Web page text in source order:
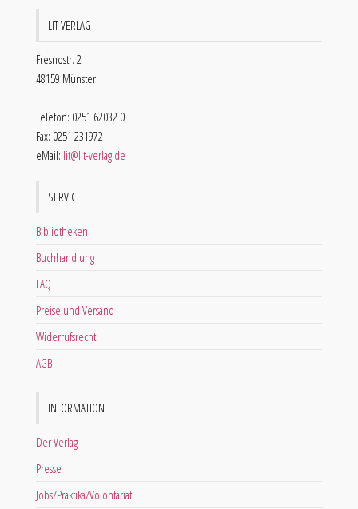
LIT VERLAG
Fresnostr. 2
48159 Münster
Telefon: 0251 62032 0
Fax: 0251 231972
eMail: lit@lit-verlag.de
SERVICE
Bibliotheken
Buchhandlung
FAQ
Preise und Versand
Widerrufsrecht
AGB
INFORMATION
Der Verlag
Presse
Jobs/Praktika/Volontariat